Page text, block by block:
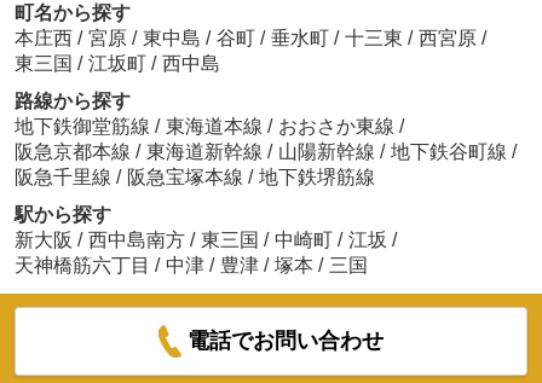
町名から探す
本庄西 / 宮原 / 東中島 / 谷町 / 垂水町 / 十三東 / 西宮原 /
東三国 / 江坂町 / 西中島
路線から探す
地下鉄御堂筋線 / 東海道本線 / おおさか東線 /
阪急京都本線 / 東海道新幹線 / 山陽新幹線 / 地下鉄谷町線 /
阪急千里線 / 阪急宝塚本線 / 地下鉄堺筋線
駅から探す
新大阪 / 西中島南方 / 東三国 / 中崎町 / 江坂 /
天神橋筋六丁目 / 中津 / 豊津 / 塚本 / 三国
電話でお問い合わせ